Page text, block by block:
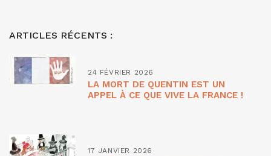
ARTICLES RÉCENTS :
24 FÉVRIER 2026
LA MORT DE QUENTIN EST UN
APPEL À CE QUE VIVE LA FRANCE !
17 JANVIER 2026